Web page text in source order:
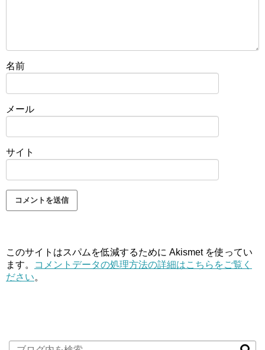
名前
メール
サイト
このサイトはスパムを低減するために Akismet を使ってい
ます。
コメントデータの処理方法の詳細はこちらをご覧く
ださい。